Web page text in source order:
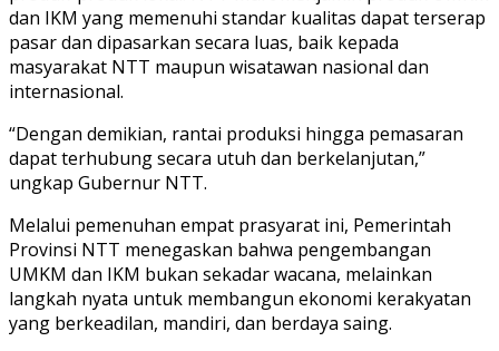
dan IKM yang memenuhi standar kualitas dapat terserap
pasar dan dipasarkan secara luas, baik kepada
masyarakat NTT maupun wisatawan nasional dan
internasional.
“Dengan demikian, rantai produksi hingga pemasaran
dapat terhubung secara utuh dan berkelanjutan,”
ungkap Gubernur NTT.
Melalui pemenuhan empat prasyarat ini, Pemerintah
Provinsi NTT menegaskan bahwa pengembangan
UMKM dan IKM bukan sekadar wacana, melainkan
langkah nyata untuk membangun ekonomi kerakyatan
yang berkeadilan, mandiri, dan berdaya saing.